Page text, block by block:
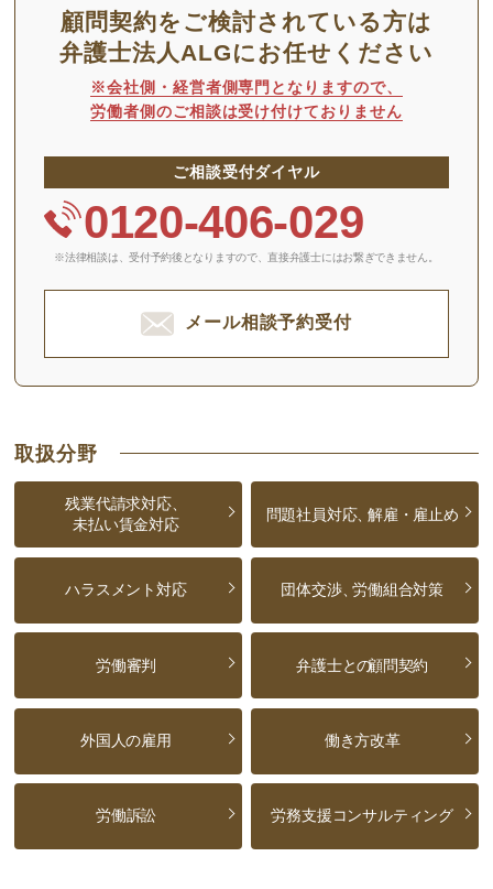
顧問契約をご検討されている方は
弁護士法人ALGにお任せください
※会社側・経営者側専門となりますので、
労働者側のご相談は受け付けておりません
ご相談受付ダイヤル
0120-406-029
※法律相談は、受付予約後となりますので、 直接弁護士にはお繋ぎできません。
メール相談予約受付
取扱分野
残業代請求対応、
未払い賃金対応
問題社員対応、解雇・雇止め
ハラスメント対応 団体交渉、労働組合対策
労働審判 弁護士との顧問契約
外国人の雇用 働き方改革
労働訴訟 労務支援コンサルティング